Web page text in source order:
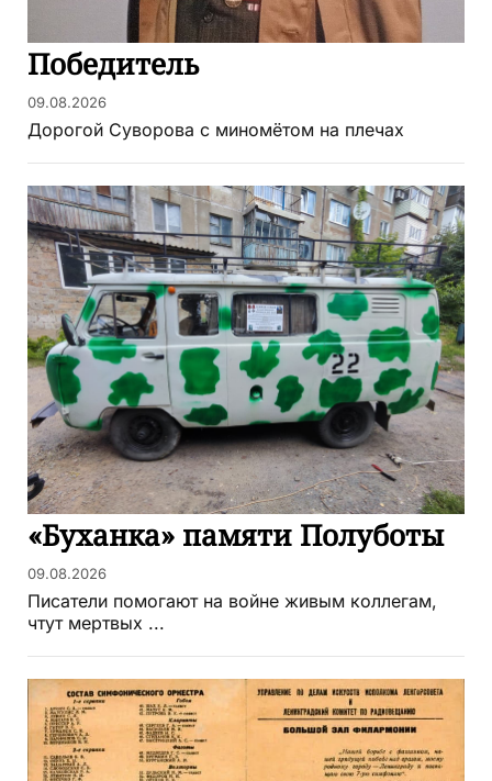
Победитель
09.08.2026
Дорогой Суворова с миномётом на плечах
«Буханка» памяти Полуботы
09.08.2026
Писатели помогают на войне живым коллегам,
чтут мертвых ...